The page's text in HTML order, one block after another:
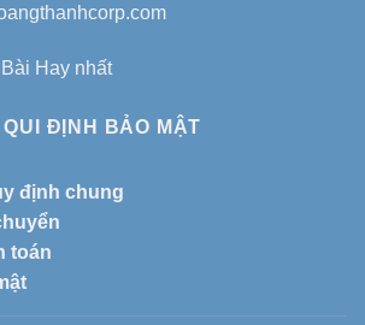
Hay nhất
ĐỊNH BẢO MẬT
định chung
toán